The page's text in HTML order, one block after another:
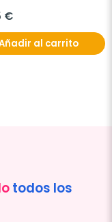
€
al carrito
todos los